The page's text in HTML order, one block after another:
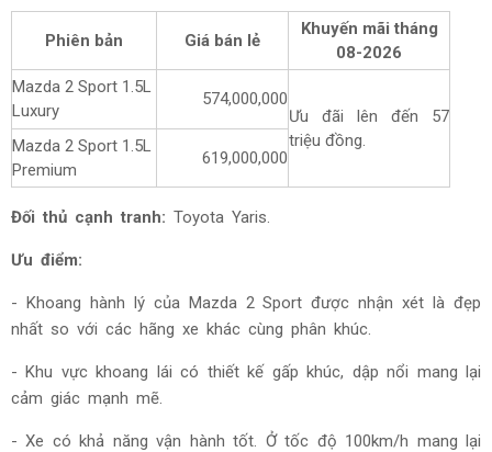
Phiên bản Giá bán lẻ
Khuyến mãi tháng
08-2026
Mazda 2 Sport 1.5L
Luxury
574,000,000
Ưu đãi lên đến 57
triệu đồng.
Mazda 2 Sport 1.5L
Premium
619,000,000
Đối thủ cạnh tranh: Toyota Yaris.
Ưu điểm:
- Khoang hành lý của Mazda 2 Sport được nhận xét là đẹp
nhất so với các hãng xe khác cùng phân khúc.
- Khu vực khoang lái có thiết kế gấp khúc, dập nổi mang lại
cảm giác mạnh mẽ.
- Xe có khả năng vận hành tốt. Ở tốc độ 100km/h mang lại